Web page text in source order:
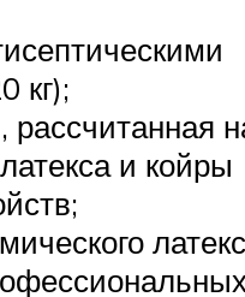
кг);
и койры